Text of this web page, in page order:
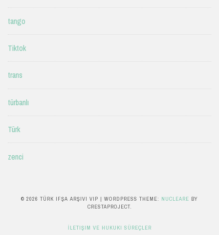
tango
Tiktok
trans
türbanlı
Türk
zenci
© 2026 TÜRK IFŞA ARŞIVI VIP | WORDPRESS THEME: NUCLEARE BY
CRESTAPROJECT.
İLETIŞIM VE HUKUKI SÜREÇLER